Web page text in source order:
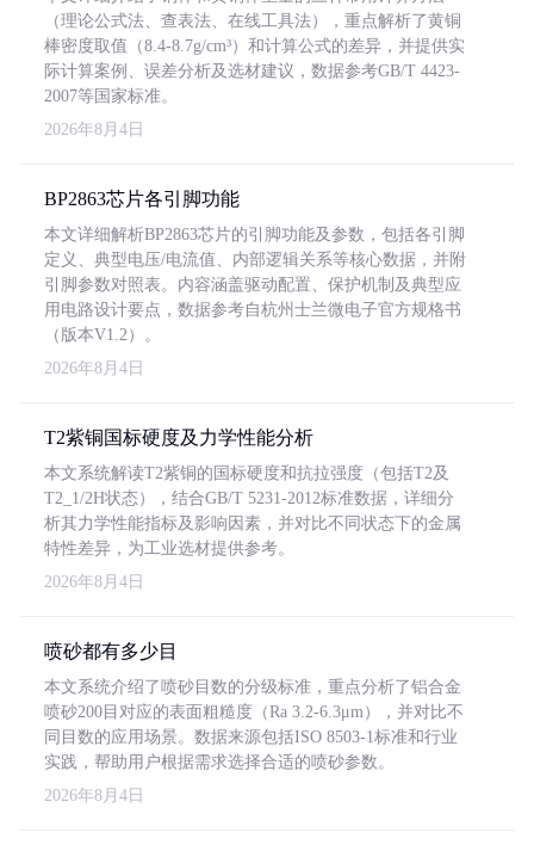
（理论公式法、查表法、在线工具法），重点解析了黄铜
棒密度取值（8.4-8.7g/cm³）和计算公式的差异，并提供实
际计算案例、误差分析及选材建议，数据参考GB/T 4423-
2007等国家标准。
2026年8月4日
BP2863芯片各引脚功能
本文详细解析BP2863芯片的引脚功能及参数，包括各引脚
定义、典型电压/电流值、内部逻辑关系等核心数据，并附
引脚参数对照表。内容涵盖驱动配置、保护机制及典型应
用电路设计要点，数据参考自杭州士兰微电子官方规格书
（版本V1.2）。
2026年8月4日
T2紫铜国标硬度及力学性能分析
本文系统解读T2紫铜的国标硬度和抗拉强度（包括T2及
T2_1/2H状态），结合GB/T 5231-2012标准数据，详细分
析其力学性能指标及影响因素，并对比不同状态下的金属
特性差异，为工业选材提供参考。
2026年8月4日
喷砂都有多少目
本文系统介绍了喷砂目数的分级标准，重点分析了铝合金
喷砂200目对应的表面粗糙度（Ra 3.2-6.3μm），并对比不
同目数的应用场景。数据来源包括ISO 8503-1标准和行业
实践，帮助用户根据需求选择合适的喷砂参数。
2026年8月4日